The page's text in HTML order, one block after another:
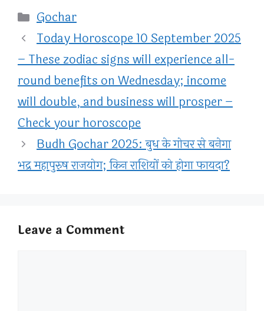
Categories
Gochar
Today Horoscope 10 September 2025
– These zodiac signs will experience all-
round benefits on Wednesday; income
will double, and business will prosper –
Check your horoscope
Budh Gochar 2025: बुध के गोचर से बनेगा
भद्र महापुरुष राजयोग; किन राशियों को होगा फायदा?
Leave a Comment